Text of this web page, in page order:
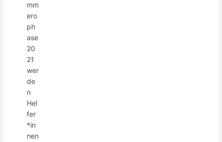
mm
ero
ph
ase
20
21
wer
de
n
Hel
fer
*in
nen